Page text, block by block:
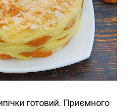
готовий. Приємного